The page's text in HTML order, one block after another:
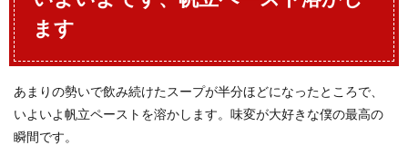
ます
あまりの勢いで飲み続けたスープが半分ほどになったところで、
いよいよ帆立ペーストを溶かします。味変が大好きな僕の最高の
瞬間です。